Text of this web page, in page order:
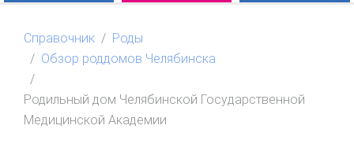
Справочник
Роды
Обзор роддомов Челябинска
Родильный дом Челябинской Государственной
Медицинской Академии